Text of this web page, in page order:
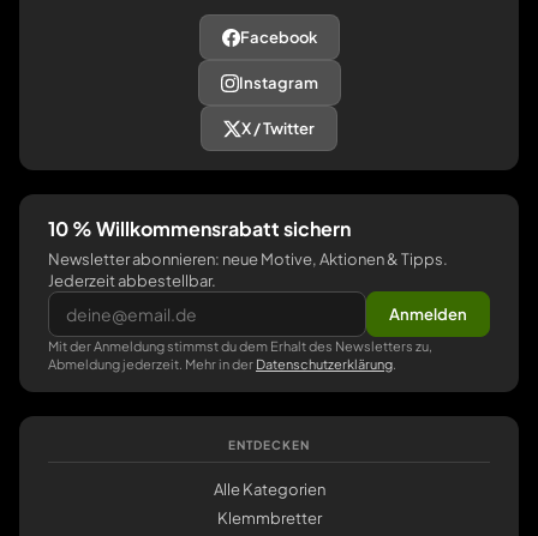
Facebook
Instagram
X / Twitter
10 % Willkommensrabatt sichern
Newsletter abonnieren: neue Motive, Aktionen & Tipps.
Jederzeit abbestellbar.
Anmelden
Mit der Anmeldung stimmst du dem Erhalt des Newsletters zu,
Abmeldung jederzeit. Mehr in der Datenschutzerklärung
ENTDECKEN
Alle Kategorien
Klemmbretter